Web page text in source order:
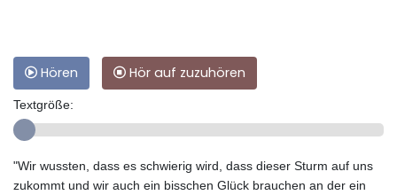
Hören Hör auf zuzuhören
Textgröße:
"Wir wussten, dass es schwierig wird, dass dieser Sturm auf uns
zukommt und wir auch ein bisschen Glück brauchen an der ein